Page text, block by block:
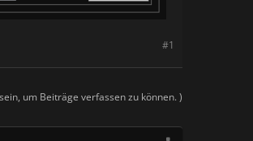
#1
um Beiträge verfassen zu können. )